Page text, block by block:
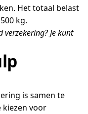
Het totaal belast
kg.
Je kunt
is samen te
kiezen voor